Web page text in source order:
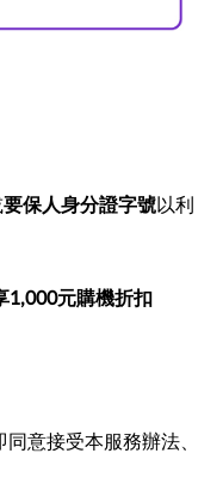
要保人身分證字號以利
1,000元購機折扣
意接受本服務辦法、